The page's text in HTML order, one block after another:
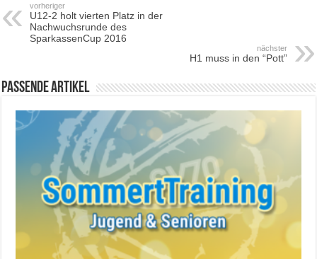
vorheriger
U12-2 holt vierten Platz in der
Nachwuchsrunde des
SparkassenCup 2016
nächster
H1 muss in den “Pott”
Passende Artikel